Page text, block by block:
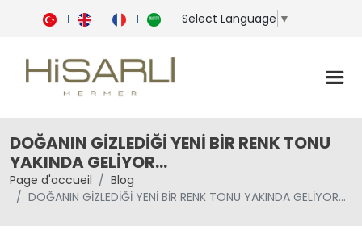
Select Language ▼
DOĞANIN GİZLEDİĞİ YENİ BİR RENK TONU
YAKINDA GELİYOR...
Page d'accueil
Blog
DOĞANIN GİZLEDİĞİ YENİ BİR RENK TONU YAKINDA GELİYOR...